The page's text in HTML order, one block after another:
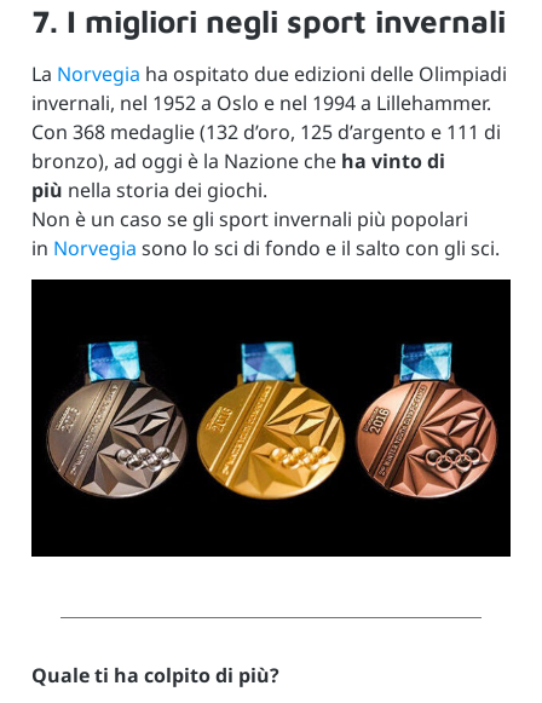
7. I migliori negli sport invernali
La Norvegia ha ospitato due edizioni delle Olimpiadi
invernali, nel 1952 a Oslo e nel 1994 a Lillehammer.
Con 368 medaglie (132 d’oro, 125 d’argento e 111 di
bronzo), ad oggi è la Nazione che ha vinto di
più nella storia dei giochi.
Non è un caso se gli sport invernali più popolari
in Norvegia sono lo sci di fondo e il salto con gli sci.
Quale ti ha colpito di più?